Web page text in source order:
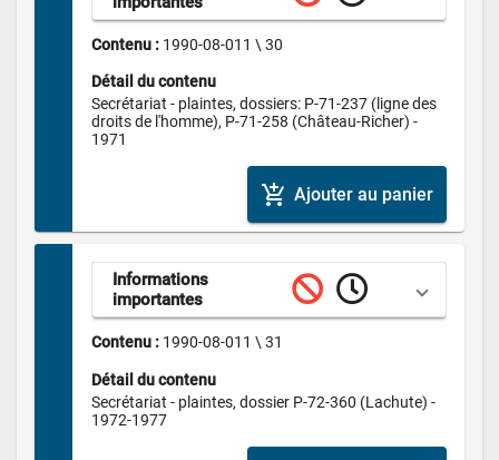
Contenu : 1990-08-011 \ 30
Détail du contenu
Secrétariat - plaintes, dossiers: P-71-237 (ligne des
droits de l'homme), P-71-258 (Château-Richer) -
1971
add_shopping_cart Ajouter au panier
Informations
importantes
Contenu : 1990-08-011 \ 31
Détail du contenu
Secrétariat - plaintes, dossier P-72-360 (Lachute) -
1972-1977